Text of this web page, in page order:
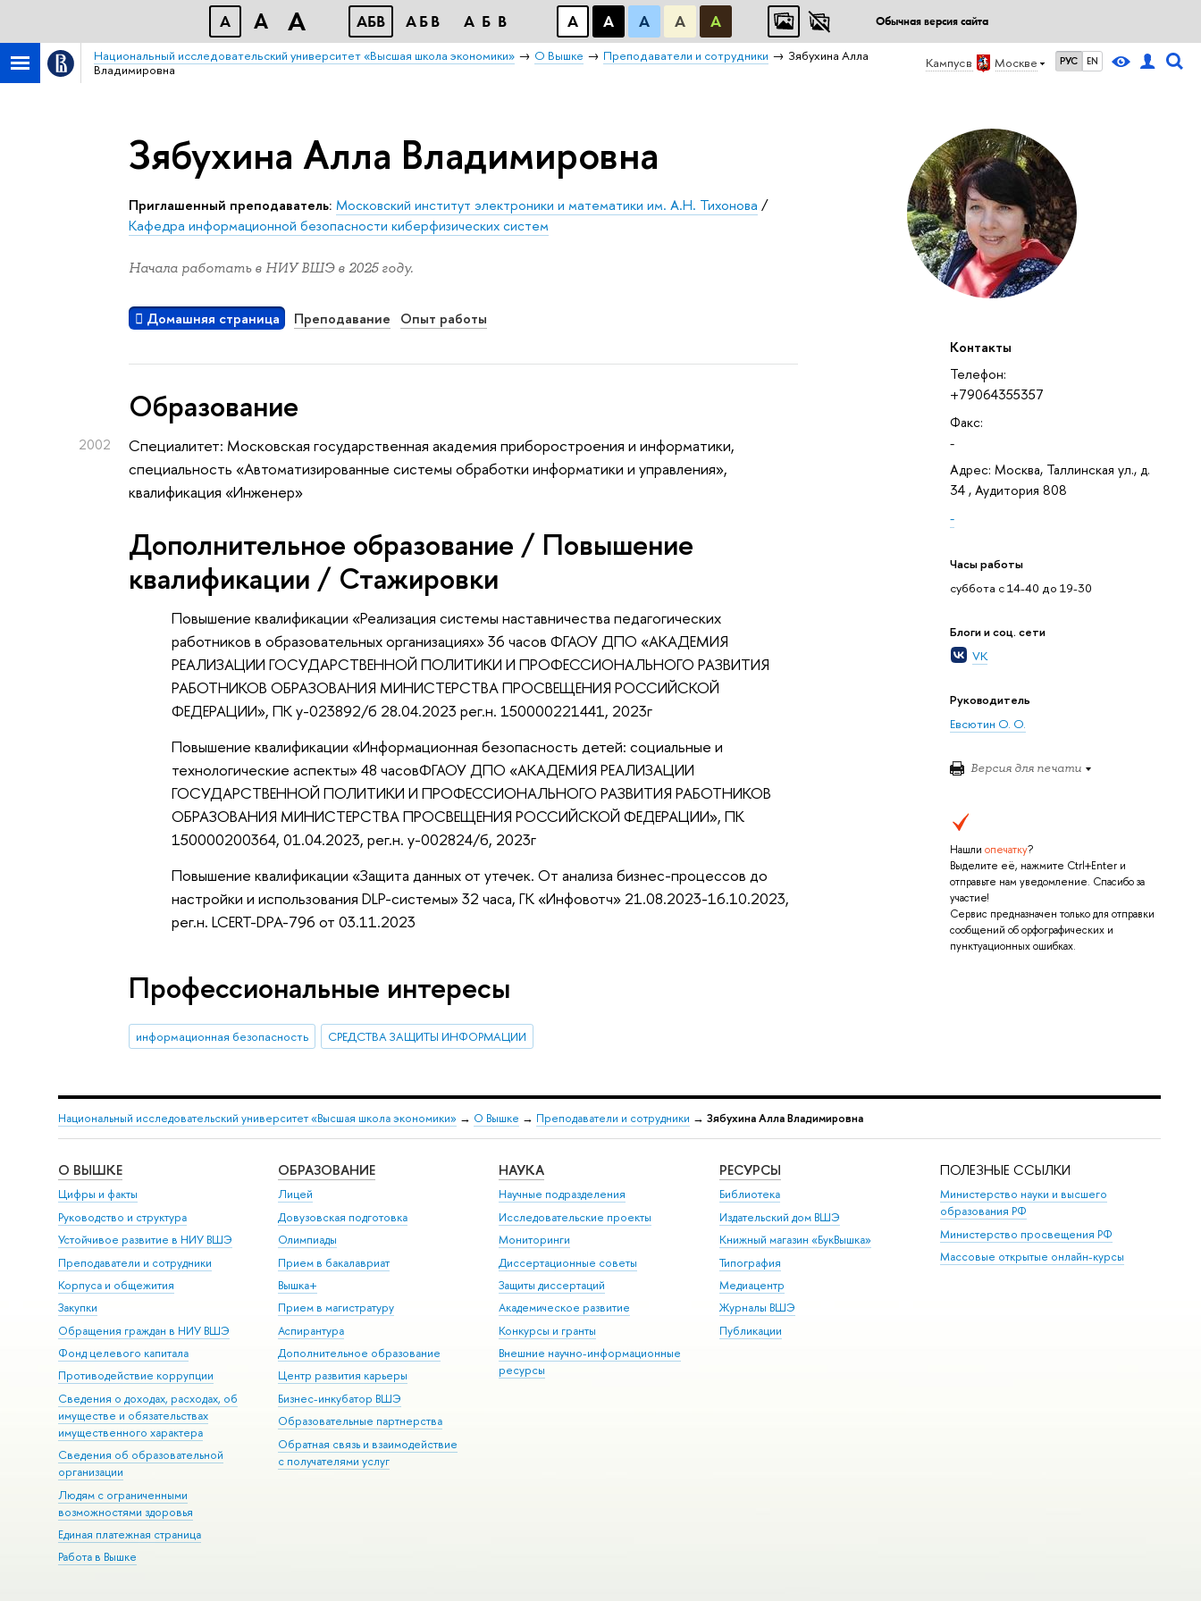
A A A АБB АБB АБB А А А А А Обычная версия сайта
Кампус в Москве РУС EN
Национальный исследовательский университет «Высшая школа экономики» О Вышке Преподаватели и сотрудники
Зябухина Алла
Владимировна
Контакты
Телефон:
+79064355357
Факс:
-
Адрес: Москва, Таллинская ул., д.
34 , Аудитория 808
-
Часы работы
суббота с 14-40 до 19-30
Блоги и соц. сети
VK
Руководитель
Евсютин О. О.
Версия для печати
Нашли опечатку?
Выделите её, нажмите Ctrl+Enter и
отправьте нам уведомление. Спасибо за
участие!
Сервис предназначен только для отправки
сообщений об орфографических и
пунктуационных ошибках.
Зябухина Алла Владимировна
Приглашенный преподаватель: Московский институт электроники и математики им. А.Н. Тихонова /
Кафедра информационной безопасности киберфизических систем
Начала работать в НИУ ВШЭ в 2025 году.
Домашняя страница Преподавание Опыт работы
Oбразование
2002
Специалитет: Московская государственная академия приборостроения и информатики,
специальность «Автоматизированные системы обработки информатики и управления»,
квалификация «Инженер»
Дополнительное образование / Повышение
квалификации / Стажировки
Повышение квалификации «Реализация системы наставничества педагогических
работников в образовательных организациях» 36 часов ФГАОУ ДПО «АКАДЕМИЯ
РЕАЛИЗАЦИИ ГОСУДАРСТВЕННОЙ ПОЛИТИКИ И ПРОФЕССИОНАЛЬНОГО РАЗВИТИЯ
РАБОТНИКОВ ОБРАЗОВАНИЯ МИНИСТЕРСТВА ПРОСВЕЩЕНИЯ РОССИЙСКОЙ
ФЕДЕРАЦИИ», ПК у-023892/б 28.04.2023 рег.н. 150000221441, 2023г
Повышение квалификации «Информационная безопасность детей: социальные и
технологические аспекты» 48 часовФГАОУ ДПО «АКАДЕМИЯ РЕАЛИЗАЦИИ
ГОСУДАРСТВЕННОЙ ПОЛИТИКИ И ПРОФЕССИОНАЛЬНОГО РАЗВИТИЯ РАБОТНИКОВ
ОБРАЗОВАНИЯ МИНИСТЕРСТВА ПРОСВЕЩЕНИЯ РОССИЙСКОЙ ФЕДЕРАЦИИ», ПК
150000200364, 01.04.2023, рег.н. у-002824/б, 2023г
Повышение квалификации «Защита данных от утечек. От анализа бизнес-процессов до
настройки и использования DLP-системы» 32 часа, ГК «Инфовотч» 21.08.2023-16.10.2023,
рег.н. LCERT-DPA-796 от 03.11.2023
Профессиональные интересы
информационная безопасность СРЕДСТВА ЗАЩИТЫ ИНФОРМАЦИИ
Национальный исследовательский университет «Высшая школа экономики» → О Вышке → Преподаватели и сотрудники → Зябухина Алла Владимировна
О ВЫШКЕ
Цифры и факты
Руководство и структура
Устойчивое развитие в НИУ ВШЭ
Преподаватели и сотрудники
Корпуса и общежития
Закупки
Обращения граждан в НИУ ВШЭ
Фонд целевого капитала
Противодействие коррупции
Сведения о доходах, расходах, об
имуществе и обязательствах
имущественного характера
Сведения об образовательной
организации
Людям с ограниченными
возможностями здоровья
Единая платежная страница
Работа в Вышке
ОБРАЗОВАНИЕ
Лицей
Довузовская подготовка
Олимпиады
Прием в бакалавриат
Вышка+
Прием в магистратуру
Аспирантура
Дополнительное образование
Центр развития карьеры
Бизнес-инкубатор ВШЭ
Образовательные партнерства
Обратная связь и взаимодействие
с получателями услуг
НАУКА
Научные подразделения
Исследовательские проекты
Мониторинги
Диссертационные советы
Защиты диссертаций
Академическое развитие
Конкурсы и гранты
Внешние научно-информационные
ресурсы
РЕСУРСЫ
Библиотека
Издательский дом ВШЭ
Книжный магазин «БукВышка»
Типография
Медиацентр
Журналы ВШЭ
Публикации
ПОЛЕЗНЫЕ ССЫЛКИ
Министерство науки и высшего
образования РФ
Министерство просвещения РФ
Массовые открытые онлайн-курсы